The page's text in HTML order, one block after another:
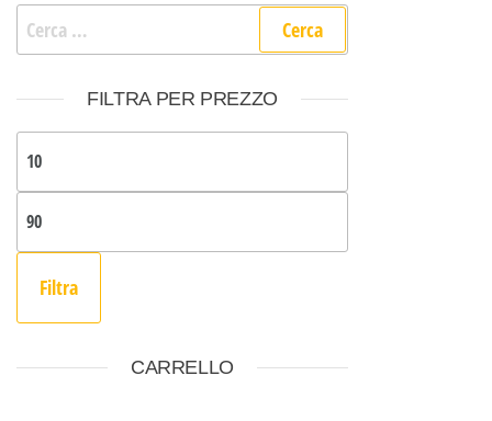
Ricerca per:
FILTRA PER PREZZO
Filtra
CARRELLO